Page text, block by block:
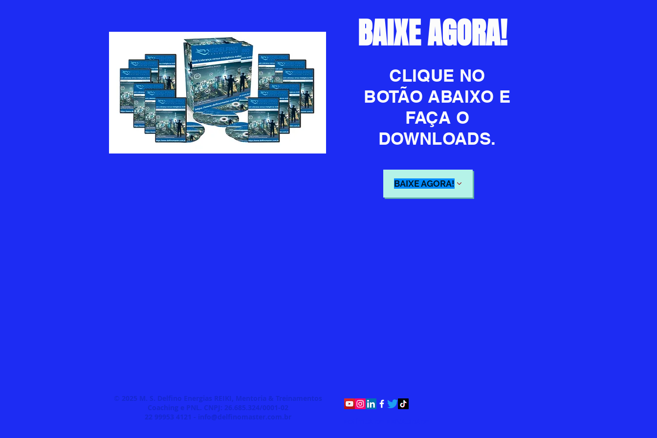
BAIXE AGORA!
CLIQUE NO
BOTÃO ABAIXO E
FAÇA O
DOWNLOADS.
BAIXE AGORA!
© 2025 M. S. Delfino Energias REIKI, Mentoria & Treinamentos
Coaching e PNL. CNPJ: 26.685.324/0001-02
22 99953 4121 - info@delfinomaster.com.br